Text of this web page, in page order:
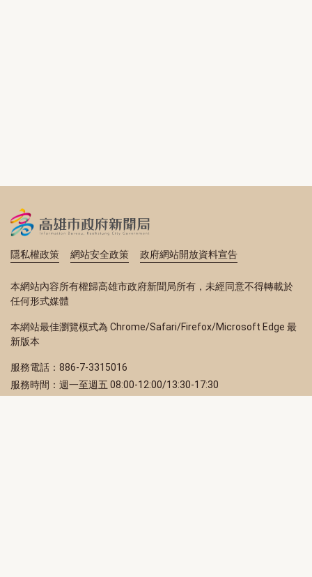
隱私權政策 網站安全政策 政府網站開放資料宣告
本網站內容所有權歸高雄市政府新聞局所有，未經同意不得轉載於
任何形式媒體
本網站最佳瀏覽模式為 Chrome/Safari/Firefox/Microsoft Edge 最
新版本
服務電話：886-7-3315016
服務時間：週一至週五 08:00-12:00/13:30-17:30